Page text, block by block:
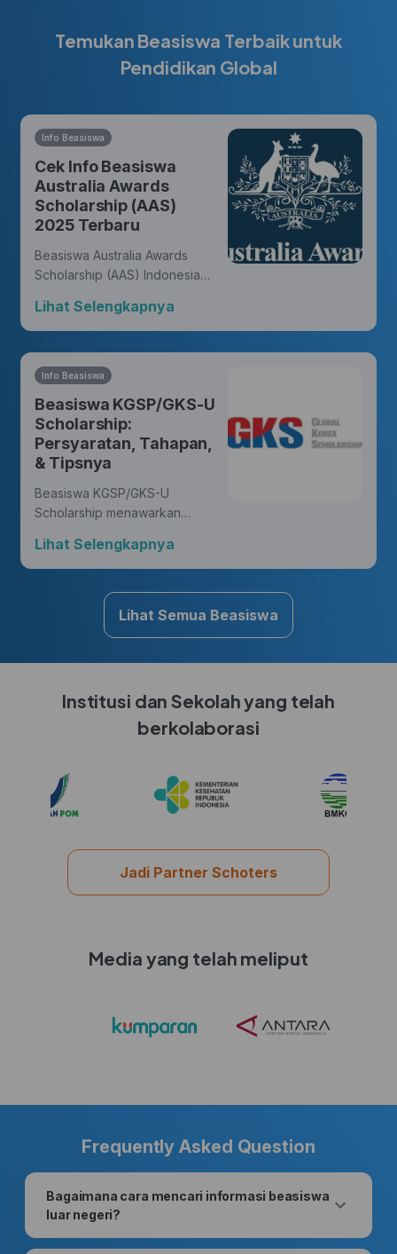
Temukan Beasiswa Terbaik untuk
Pendidikan Global
Info Beasiswa
Cek Info Beasiswa
Australia Awards
Scholarship (AAS)
2025 Terbaru
Beasiswa Australia Awards
Scholarship (AAS) Indonesia
warga negara Indonesia untuk
meraih gelar master atau
doktor dari universitas di
Australia dan membukakan
yang membawa perubahan.
Lihat Selengkapnya
Info Beasiswa
Beasiswa KGSP/GKS-U
Scholarship:
Persyaratan, Tahapan,
& Tipsnya
Beasiswa KGSP/GKS-U
Scholarship menawarkan
bagi Hunters untuk mengejar
gelar di berbagai disiplin ilmu,
sambil mendapatkan
pengalaman budaya yang
kaya di Korea.
Lihat Selengkapnya
Lihat Semua Beasiswa
Institusi dan Sekolah yang telah
berkolaborasi
Jadi Partner Schoters
Media yang telah meliput
Frequently Asked Question
Bagaimana cara mencari informasi beasiswa
luar negeri?